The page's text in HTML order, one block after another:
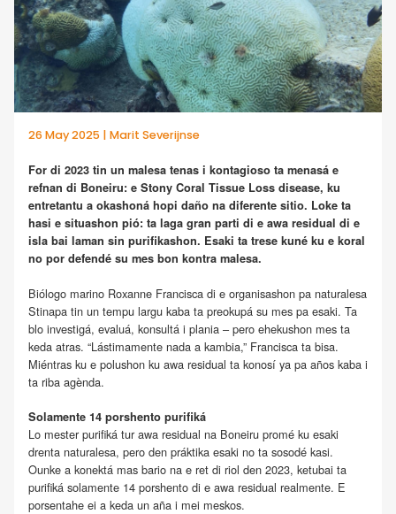
26 May 2025 | Marit Severijnse
For di 2023 tin un malesa tenas i kontagioso ta menasá e
refnan di Boneiru: e Stony Coral Tissue Loss disease, ku
entretantu a okashoná hopi daño na diferente sitio. Loke ta
hasi e situashon pió: ta laga gran parti di e awa residual di e
isla bai laman sin purifikashon. Esaki ta trese kuné ku e koral
no por defendé su mes bon kontra malesa.
Biólogo marino Roxanne Francisca di e organisashon pa naturalesa
Stinapa tin un tempu largu kaba ta preokupá su mes pa esaki. Ta
blo investigá, evaluá, konsultá i plania – pero ehekushon mes ta
keda atras. “Lástimamente nada a kambia,” Francisca ta bisa.
Miéntras ku e polushon ku awa residual ta konosí ya pa años kaba i
ta riba agènda.
Solamente 14 porshento purifiká
Lo mester purifiká tur awa residual na Boneiru promé ku esaki
drenta naturalesa, pero den práktika esaki no ta sosodé kasi.
Ounke a konektá mas bario na e ret di riol den 2023, ketubai ta
purifiká solamente 14 porshento di e awa residual realmente. E
porsentahe ei a keda un aña i mei meskos.